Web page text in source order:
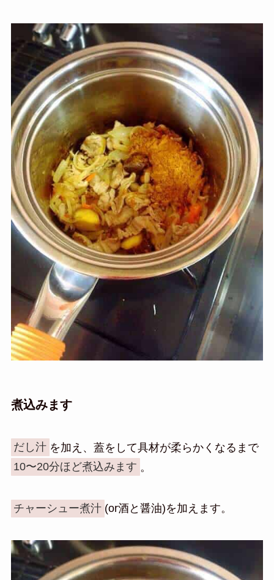
煮込みます
だし汁 を加え、蓋をして具材が柔らかくなるまで
10〜20分ほど煮込みます 。
チャーシュー煮汁 (or酒と醤油)を加えます。